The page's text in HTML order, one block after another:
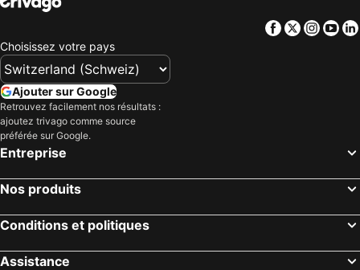
Hôtels Île de Rhodes
Hôtels Toscane
Hôtels Maldives
Hôtels Lake Constance
Hôtels Grisons
Hôtels Korfu
Hôtels Malte
Facebook
Twitter
Choisissez votre pays
Ajouter sur Google
Retrouvez facilement nos résultats :
ajoutez trivago comme source
préférée sur Google.
Entreprise
Nos produits
Conditions et politiques
Assistance